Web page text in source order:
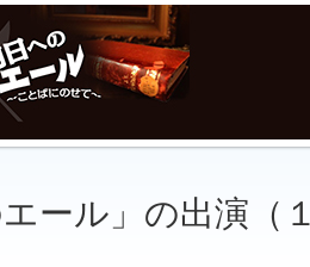
ール」の出演（